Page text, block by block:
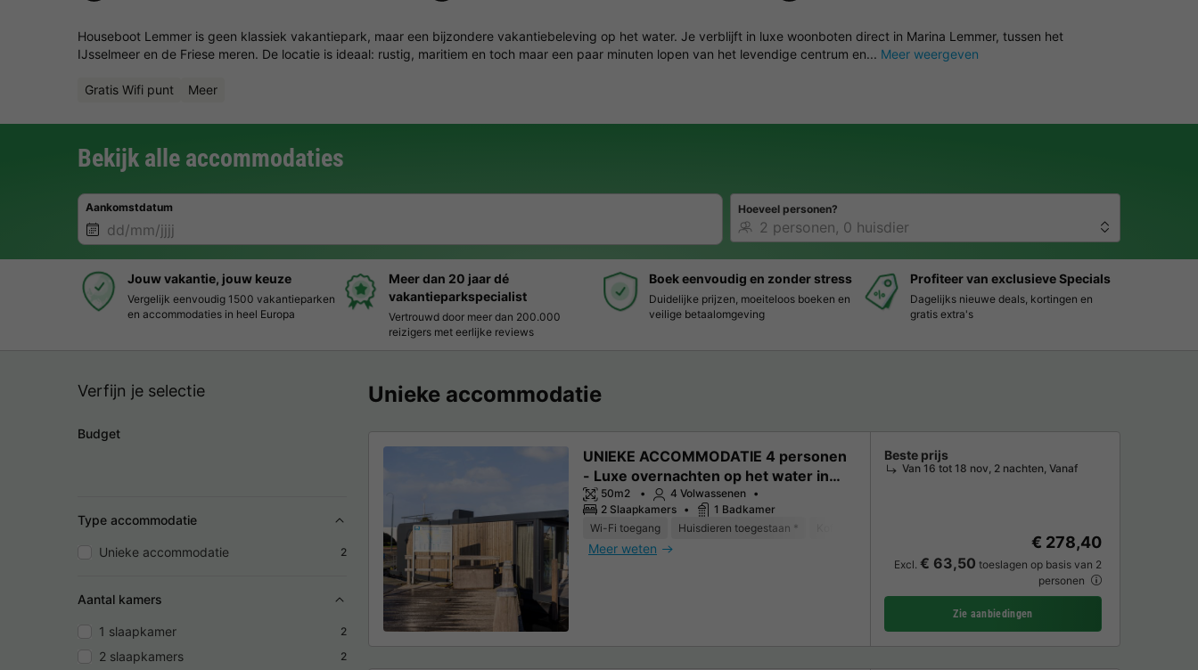
foto's
Houseboot Lemmer is geen klassiek vakantiepark, maar een bijzondere vakantiebeleving op het water. Je verblijft in luxe woonboten direct in Marina Lemmer, tussen het
IJsselmeer en de Friese meren. De locatie is ideaal: rustig, maritiem en toch maar een paar minuten lopen van het levendige centrum en... Meer weergeven
Gratis Wifi punt Meer
Bekijk alle accommodaties
Aankomstdatum Hoeveel personen?
Jouw vakantie, jouw keuze
Vergelijk eenvoudig 1500 vakantieparken
en accommodaties in heel Europa
Meer dan 20 jaar dé
vakantieparkspecialist
Vertrouwd door meer dan 200.000
reizigers met eerlijke reviews
Boek eenvoudig en zonder stress
Duidelijke prijzen, moeiteloos boeken en
veilige betaalomgeving
Profiteer van exclusieve Specials
Dagelijks nieuwe deals, kortingen en
gratis extra's
Verfijn je selectie
Budget
Type accommodatie
Unieke accommodatie 2
Aantal kamers
1 slaapkamer 2
2 slaapkamers 2
Unieke accommodatie
UNIEKE ACCOMMODATIE 4 personen
- Luxe overnachten op het water in
Friesland
50m2
4 Volwassenen
2 Slaapkamers
1 Badkamer
Wi-Fi toegang
Huisdieren toegestaan *
Meer weten
Beste prijs
Van 16 tot 18 nov, 2 nachten, Vanaf
€ 278,40
Excl. € 63,50 toeslagen op basis van 2
personen
Zie aanbiedingen